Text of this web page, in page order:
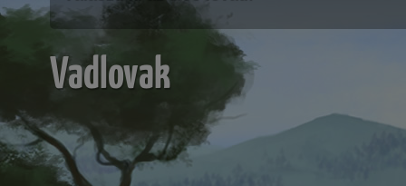
Vadlovak